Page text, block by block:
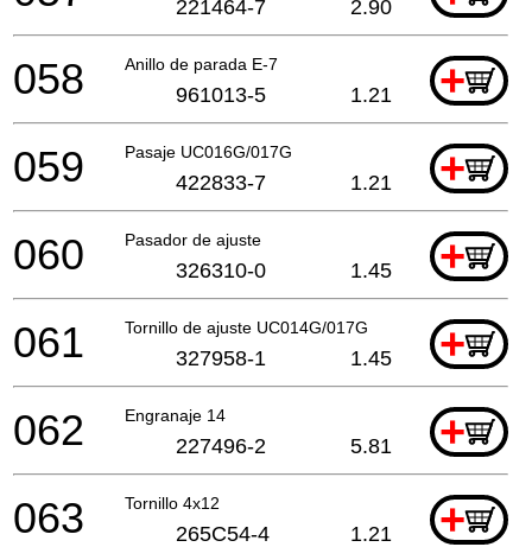
221464-7 2.90
Anillo de parada E-7 +
058 961013-5 1.21
Pasaje UC016G/017G +
059 422833-7 1.21
Pasador de ajuste +
060 326310-0 1.45
Tornillo de ajuste UC014G/017G +
061 327958-1 1.45
Engranaje 14 +
062 227496-2 5.81
Tornillo 4x12 +
063 265C54-4 1.21